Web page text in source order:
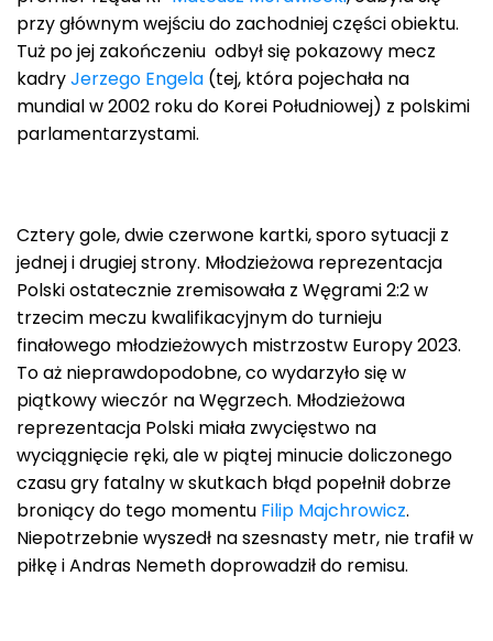
przy głównym wejściu do zachodniej części obiektu.
Tuż po jej zakończeniu odbył się pokazowy mecz
kadryJerzego Engela (tej, która pojechała na
mundial w 2002 roku do Korei Południowej) z polskimi
parlamentarzystami.
Cztery gole, dwie czerwone kartki, sporo sytuacji z
jednej i drugiej strony. Młodzieżowa reprezentacja
Polski ostatecznie zremisowała z Węgrami 2:2 w
trzecim meczu kwalifikacyjnym do turnieju
finałowego młodzieżowych mistrzostw Europy 2023.
To aż nieprawdopodobne, co wydarzyło się w
piątkowy wieczór na Węgrzech. Młodzieżowa
reprezentacja Polski miała zwycięstwo na
wyciągnięcie ręki, ale w piątej minucie doliczonego
czasu gry fatalny w skutkach błąd popełnił dobrze
broniący do tego momentu Filip Majchrowicz.
Niepotrzebnie wyszedł na szesnasty metr, nie trafił w
piłkę i Andras Nemeth doprowadził do remisu.